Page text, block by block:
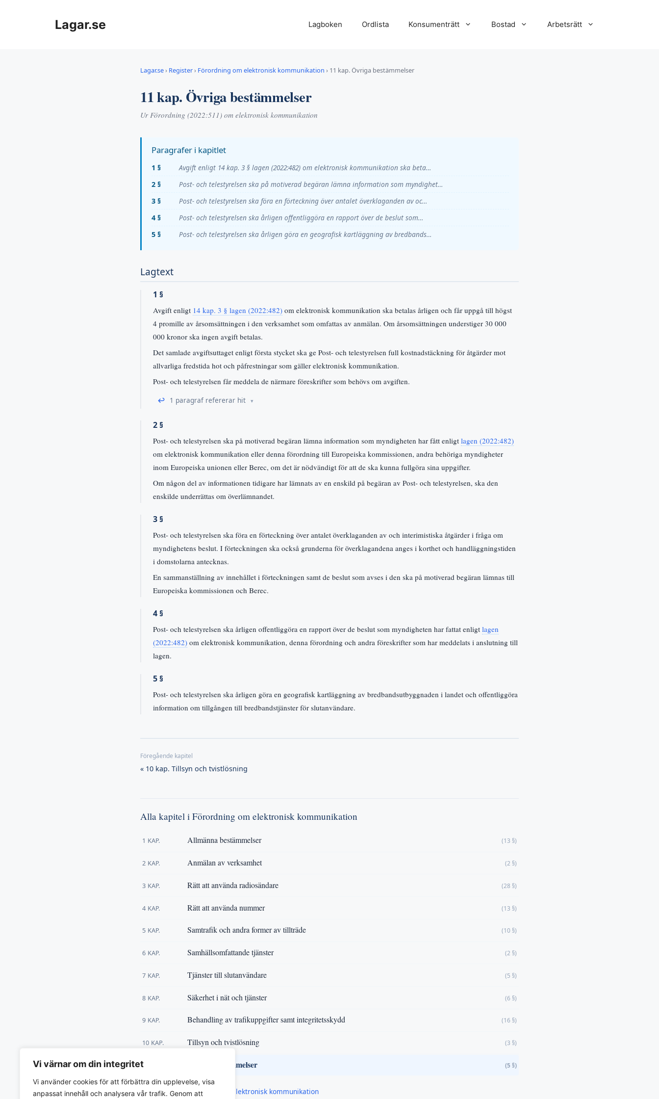
Vi värnar om din integritet
Vi använder cookies för att förbättra din upplevelse, visa
anpassat innehåll och analysera vår trafik. Genom att
Lagar.se Lagboken Ordlista Konsumenträtt Bostad Arbetsrätt
Lagar.se› Register› Förordning om elektronisk kommunikation › 11 kap. Övriga bestämmelser
11 kap. Övriga bestämmelser
Ur Förordning (2022:511) om elektronisk kommunikation
Paragrafer i kapitlet
1 §
Avgift enligt 14 kap. 3 § lagen (2022:482) om elektronisk kommunikation ska beta…
2 §
Post- och telestyrelsen ska på motiverad begäran lämna information som myndighet…
3 §
Post- och telestyrelsen ska föra en förteckning över antalet överklaganden av oc…
4 §
Post- och telestyrelsen ska årligen offentliggöra en rapport över de beslut som…
5 §
Post- och telestyrelsen ska årligen göra en geografisk kartläggning av bredbands…
Lagtext
1 §
Avgift enligt 14 kap. 3 § lagen (2022:482) om elektronisk kommunikation ska betalas årligen och får uppgå till högst
4 promille av årsomsättningen i den verksamhet som omfattas av anmälan. Om årsomsättningen understiger 30 000
000 kronor ska ingen avgift betalas.
Det samlade avgiftsuttaget enligt första stycket ska ge Post- och telestyrelsen full kostnadstäckning för åtgärder mot
allvarliga fredstida hot och påfrestningar som gäller elektronisk kommunikation.
Post- och telestyrelsen får meddela de närmare föreskrifter som behövs om avgiften.
↩ 1 paragraf refererar hit
2 §
Post- och telestyrelsen ska på motiverad begäran lämna information som myndigheten har fått enligt lagen (2022:482)
om elektronisk kommunikation eller denna förordning till Europeiska kommissionen, andra behöriga myndigheter
inom Europeiska unionen eller Berec, om det är nödvändigt för att de ska kunna fullgöra sina uppgifter.
Om någon del av informationen tidigare har lämnats av en enskild på begäran av Post- och telestyrelsen, ska den
enskilde underrättas om överlämnandet.
3 §
Post- och telestyrelsen ska föra en förteckning över antalet överklaganden av och interimistiska åtgärder i fråga om
myndighetens beslut. I förteckningen ska också grunderna för överklagandena anges i korthet och handläggningstiden
i domstolarna antecknas.
En sammanställning av innehållet i förteckningen samt de beslut som avses i den ska på motiverad begäran lämnas till
Europeiska kommissionen och Berec.
4 §
Post- och telestyrelsen ska årligen offentliggöra en rapport över de beslut som myndigheten har fattat enligt lagen
(2022:482) om elektronisk kommunikation, denna förordning och andra föreskrifter som har meddelats i anslutning till
lagen.
5 §
Post- och telestyrelsen ska årligen göra en geografisk kartläggning av bredbandsutbyggnaden i landet och offentliggöra
information om tillgången till bredbandstjänster för slutanvändare.
« 10 kap. Tillsyn och tvistlösning
Alla kapitel i Förordning om elektronisk kommunikation
1 KAP. Allmänna bestämmelser (13 §)
2 KAP. Anmälan av verksamhet (2 §)
3 KAP. Rätt att använda radiosändare (28 §)
4 KAP. Rätt att använda nummer (13 §)
5 KAP. Samtrafik och andra former av tillträde (10 §)
6 KAP. Samhällsomfattande tjänster (2 §)
7 KAP. Tjänster till slutanvändare (5 §)
8 KAP. Säkerhet i nät och tjänster (6 §)
9 KAP. Behandling av trafikuppgifter samt integritetsskydd (16 §)
10 KAP. Tillsyn och tvistlösning (3 §)
11 KAP. Övriga bestämmelser (5 §)
« Tillbaka tillFörordning om elektronisk kommunikation